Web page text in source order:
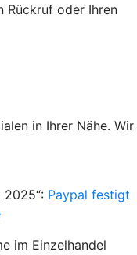
Rückruf oder Ihren
in Ihrer Nähe. Wir
2025“: Paypal festigt
im Einzelhandel